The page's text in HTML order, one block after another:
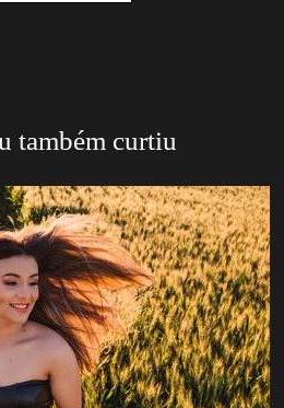
também curtiu